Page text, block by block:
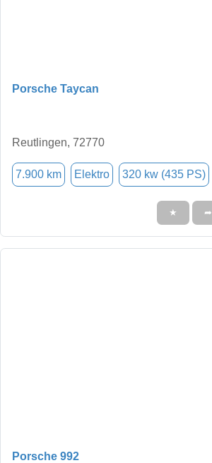
Porsche Taycan
Reutlingen, 72770
7.900 km Elektro 320 kw (435 PS)
★ ➦
Porsche 992